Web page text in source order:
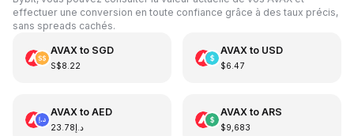
effectuer une conversion en toute confiance grâce à des taux précis,
sans spreads cachés.
AVAXto SGD
S$8.22
AVAXto USD
$6.47
AVAXto AED
د.إ23.78
AVAXto ARS
$9,683